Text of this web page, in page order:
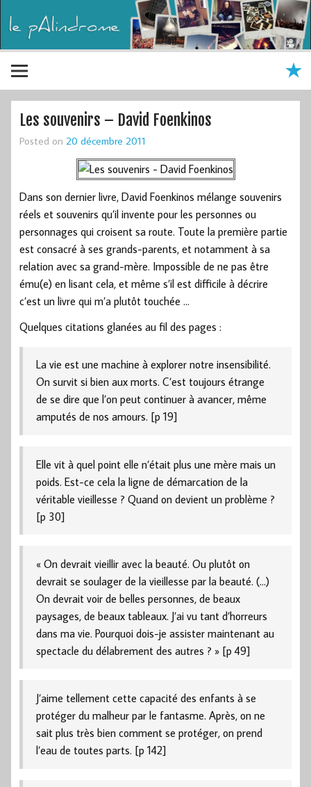
Les souvenirs – David Foenkinos
Posted on 20 décembre 2011
Dans son dernier livre, David Foenkinos mélange souvenirs
réels et souvenirs qu’il invente pour les personnes ou
personnages qui croisent sa route. Toute la première partie
est consacré à ses grands-parents, et notamment à sa
relation avec sa grand-mère. Impossible de ne pas être
ému(e) en lisant cela, et même s’il est difficile à décrire
c’est un livre qui m’a plutôt touchée …
Quelques citations glanées au fil des pages :
La vie est une machine à explorer notre insensibilité.
On survit si bien aux morts. C’est toujours étrange
de se dire que l’on peut continuer à avancer, même
amputés de nos amours. [p 19]
Elle vit à quel point elle n’était plus une mère mais un
poids. Est-ce cela la ligne de démarcation de la
véritable vieillesse ? Quand on devient un problème ?
[p 30]
« On devrait vieillir avec la beauté. Ou plutôt on
devrait se soulager de la vieillesse par la beauté. (…)
On devrait voir de belles personnes, de beaux
paysages, de beaux tableaux. J’ai vu tant d’horreurs
dans ma vie. Pourquoi dois-je assister maintenant au
spectacle du délabrement des autres ? » [p 49]
J’aime tellement cette capacité des enfants à se
protéger du malheur par le fantasme. Après, on ne
sait plus très bien comment se protéger, on prend
l’eau de toutes parts. [p 142]